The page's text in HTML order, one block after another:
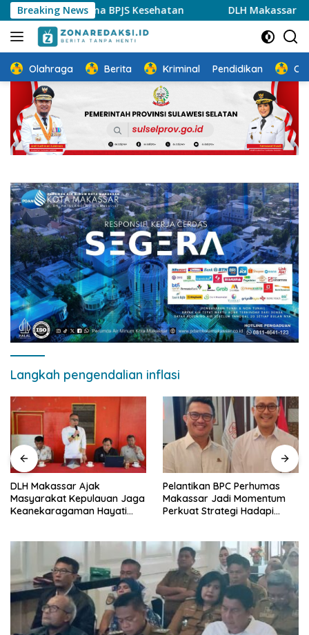
Langsung
ke
konten
Breaking News
Bersama BPJS Kesehatan DLH Makassar Ajak
Olahraga Berita Kriminal Pendidikan
Langkah pengendalian inflasi
DLH Makassar Ajak
Masyarakat Kepulauan Jaga
Keanekaragaman Hayati
Pelantikan BPC Perhumas
Makassar Jadi Momentum
Perkuat Strategi Hadapi